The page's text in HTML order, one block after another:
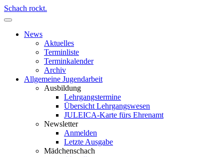
Schach rockt.
News
Aktuelles
Terminliste
Terminkalender
Archiv
Allgemeine Jugendarbeit
Ausbildung
Lehrgangstermine
Übersicht Lehrgangswesen
JULEICA-Karte fürs Ehrenamt
Newsletter
Anmelden
Letzte Ausgabe
Mädchenschach